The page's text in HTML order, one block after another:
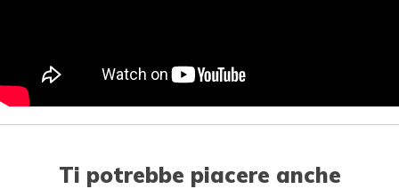
Ti potrebbe piacere anche